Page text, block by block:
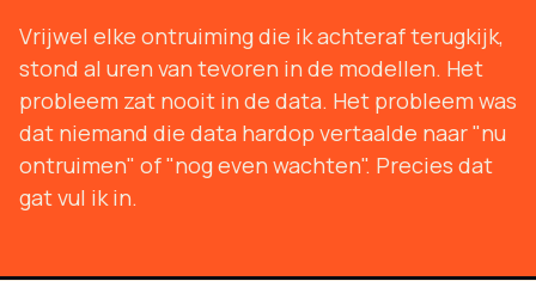
Vrijwel elke ontruiming die ik achteraf terugkijk,
stond al uren van tevoren in de modellen. Het
probleem zat nooit in de data. Het probleem was
dat niemand die data hardop vertaalde naar "nu
ontruimen" of "nog even wachten". Precies dat
gat vul ik in.